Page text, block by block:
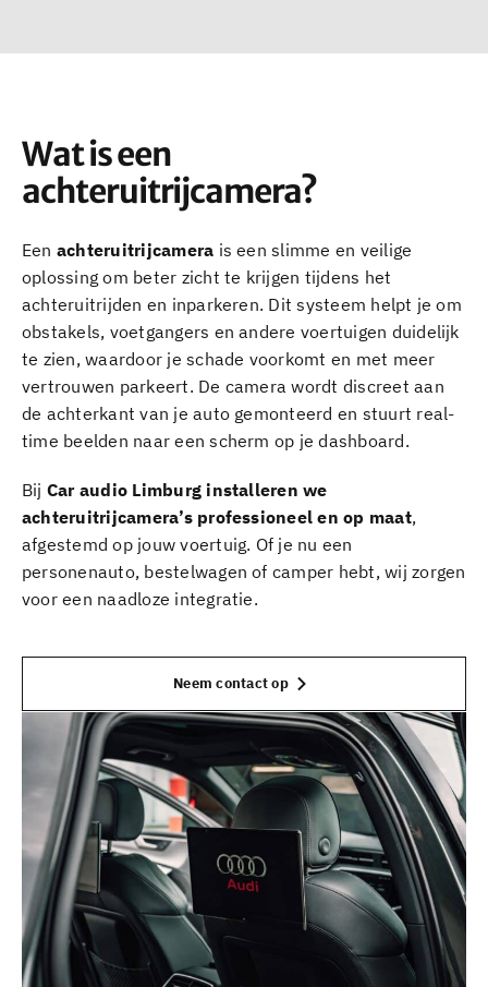
Wat is een
achteruitrijcamera?
Een achteruitrijcamera is een slimme en veilige
oplossing om beter zicht te krijgen tijdens het
achteruitrijden en inparkeren. Dit systeem helpt je om
obstakels, voetgangers en andere voertuigen duidelijk
te zien, waardoor je schade voorkomt en met meer
vertrouwen parkeert. De camera wordt discreet aan
de achterkant van je auto gemonteerd en stuurt real-
time beelden naar een scherm op je dashboard.
Bij Car audio Limburg installeren we
achteruitrijcamera’s professioneel en op maat,
afgestemd op jouw voertuig. Of je nu een
personenauto, bestelwagen of camper hebt, wij zorgen
voor een naadloze integratie.
Neem contact op